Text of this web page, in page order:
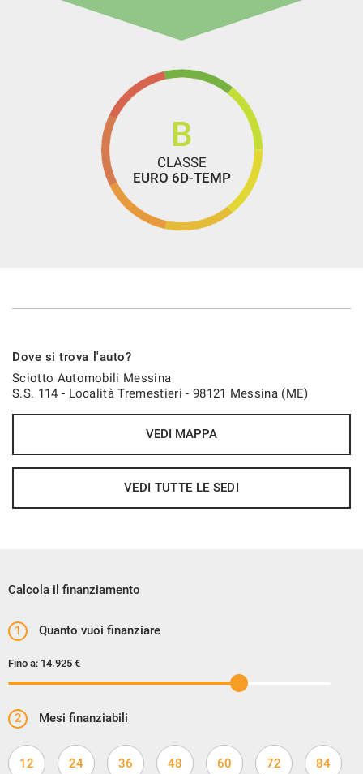
B
CLASSE
EURO 6D-TEMP
Dove si trova l'auto?
Sciotto Automobili Messina
S.S. 114 - Località Tremestieri - 98121 Messina (ME)
VEDI MAPPA
VEDI TUTTE LE SEDI
Calcola il finanziamento
1 Quanto vuoi finanziare
Fino a: 14.925 €
2 Mesi finanziabili
12 24 36 48 60 72 84